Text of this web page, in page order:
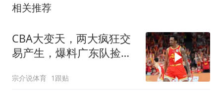
相关推荐
CBA大变天，两大疯狂交
易产生，爆料广东队捡漏
宗介说体育 1跟贴